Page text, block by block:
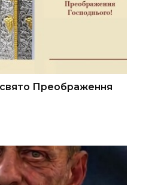
свято Преображення